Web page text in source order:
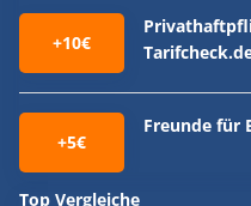
+10€
+5€
Freunde für
Top Vergleiche